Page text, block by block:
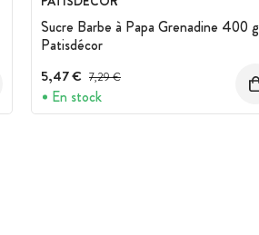
Sucre Barbe à Papa Grenadine 400 g
Patisdécor
5,47 € Prix avant réduction :
7,29 €
En stock